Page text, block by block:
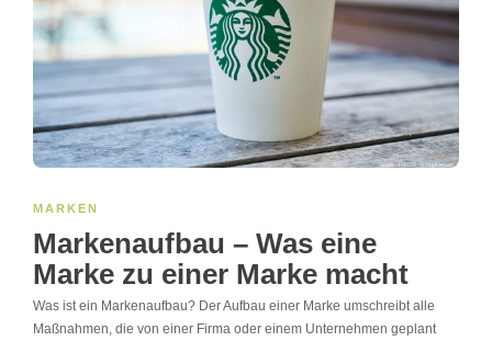
MARKEN
Markenaufbau – Was eine
Marke zu einer Marke macht
Was ist ein Markenaufbau? Der Aufbau einer Marke umschreibt alle
Maßnahmen, die von einer Firma oder einem Unternehmen geplant